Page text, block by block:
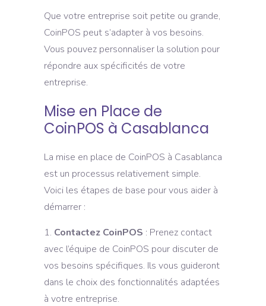
Que votre entreprise soit petite ou grande,
CoinPOS peut s’adapter à vos besoins.
Vous pouvez personnaliser la solution pour
répondre aux spécificités de votre
entreprise.
Mise en Place de
CoinPOS à Casablanca
La mise en place de CoinPOS à Casablanca
est un processus relativement simple.
Voici les étapes de base pour vous aider à
démarrer :
Contactez CoinPOS : Prenez contact
avec l’équipe de CoinPOS pour discuter de
vos besoins spécifiques. Ils vous guideront
dans le choix des fonctionnalités adaptées
à votre entreprise.